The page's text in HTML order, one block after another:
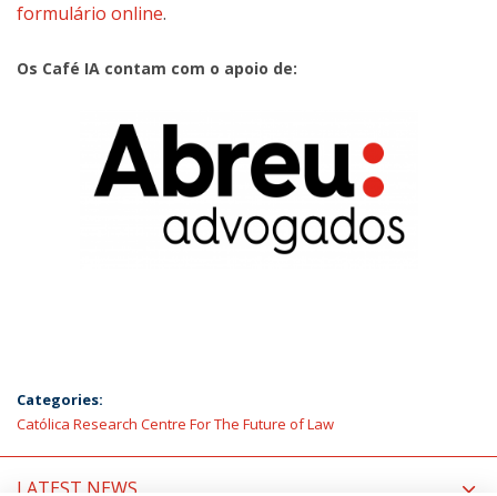
formulário online.
Os Café IA contam com o apoio de:
Categories:
Católica Research Centre For The Future of Law
LATEST NEWS